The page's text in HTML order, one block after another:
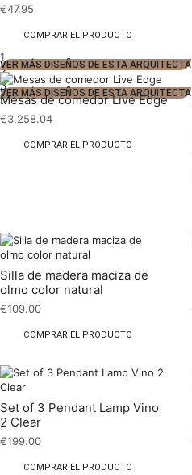
€47.95
COMPRAR EL PRODUCTO
1
2
3
VER MÁS DISEÑOS DE ESTA ARQUITECTA
VER MÁS DISEÑOS DE ESTA ARQUITECTA
Mesas de comedor Live Edge
€3,258.04
COMPRAR EL PRODUCTO
Silla de madera maciza de
olmo color natural
€109.00
COMPRAR EL PRODUCTO
Set of 3 Pendant Lamp Vino
2 Clear
€199.00
COMPRAR EL PRODUCTO